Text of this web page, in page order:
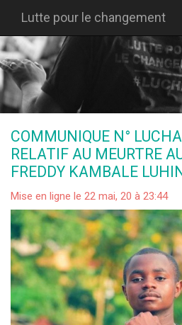
Lutte pour le changement
COMMUNIQUE N°
RELATIF AU MEURTRE
FREDDY KAMBALE
Mise en ligne le 22 mai, 20 à 23:44